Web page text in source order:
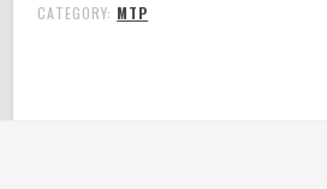
CATEGORY: MTP